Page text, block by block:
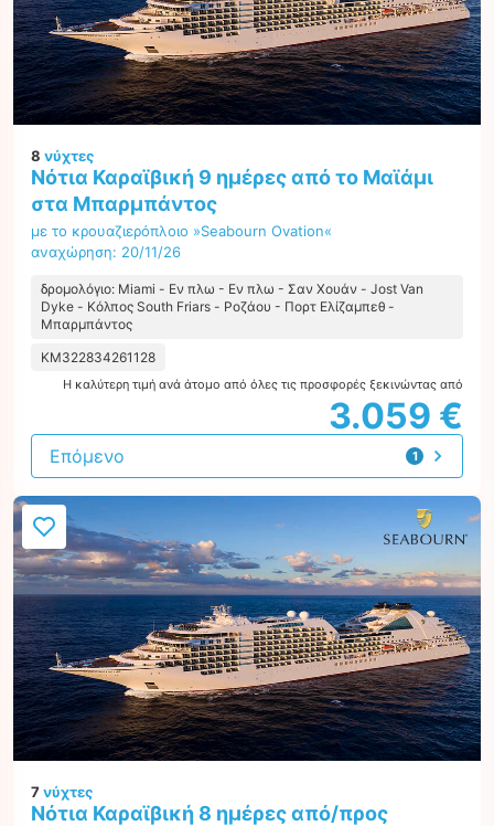
8 νύχτες
Νότια Καραϊβική 9 ημέρες από το Μαϊάμι
στα Μπαρμπάντος
με το κρουαζιερόπλοιο »Seabourn Ovation«
αναχώρηση: 20/11/26
δρομολόγιο: Miami - Εν πλω - Εν πλω - Σαν Χουάν - Jost Van
Dyke - Κόλπος South Friars - Ροζάου - Πορτ Ελίζαμπεθ -
Μπαρμπάντος
KM322834261128
Η καλύτερη τιμή ανά άτομο από όλες τις προσφορές ξεκινώντας από
3.059 €
1
προσφορά
Επόμενο
7νύχτες
Νότια Καραϊβική 8 ημέρες από/προς